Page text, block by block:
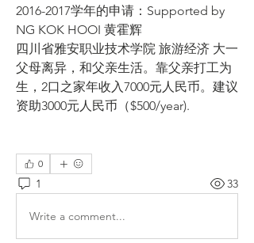
2016-2017学年的申请：Supported by
NG KOK HOOI 黄霍辉
四川省雅安职业技术学院 旅游经济 大一
父母离异，和父亲生活。靠父亲打工为
生，2口之家年收入7000元人民币。建议
资助3000元人民币（$500/year).
0
1 33
Write a comment...